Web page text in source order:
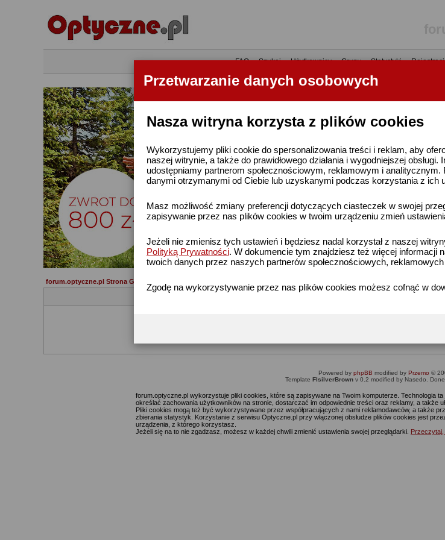
Przetwarzanie danych osobowych
Nasza witryna korzysta z plików cookies
Wykorzystujemy pliki cookie do spersonalizowania treści i reklam, aby
naszej witrynie, a także do prawidłowego działania i wygodniejszej
udostępniamy partnerom społecznościowym, reklamowym i
danymi otrzymanymi od Ciebie lub uzyskanymi podczas korzystania z ich
Masz możliwość zmiany preferencji dotyczących ciasteczek w swojej
zapisywanie przez nas plików cookies w twoim urządzeniu zmień
Jeżeli nie zmienisz tych ustawień i będziesz nadal korzystał z naszej
Polityką Prywatności. W dokumencie tym znajdziesz też więcej informacji
twoich danych przez naszych partnerów społecznościowych,
Zgodę na wykorzystywanie przez nas plików cookies możesz cofnąć w
•FAQ•Szukaj•Użytkownicy•Grupy•Statystyki•
forum.optyczne.pl Strona Główna
żeby
Powered by phpBB modified by Przemo ©
Template FIsilverBrownv 0.2 modified by Nasedo.
forum.optyczne.pl wykorzystuje pliki cookies, które są zapisywane na Twoim komputerze. Technologia
określać zachowania użytkowników na stronie, dostarczać im odpowiednie treści oraz reklamy, a także
Pliki cookies mogą też być wykorzystywane przez współpracujących z nami reklamodawców, a także
zbierania statystyk. Korzystanie z serwisu Optyczne.pl przy włączonej obsłudze plików cookies jest
urządzenia, z którego korzystasz.
Jeżeli się na to nie zgadzasz, możesz w każdej chwili zmienić ustawienia swojej przeglądarki. Przeczytaj,